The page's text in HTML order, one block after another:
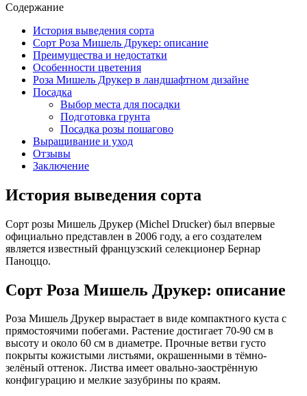
Содержание
История выведения сорта
Сорт Роза Мишель Друкер: описание
Преимущества и недостатки
Особенности цветения
Роза Мишель Друкер в ландшафтном дизайне
Посадка
Выбор места для посадки
Подготовка грунта
Посадка розы пошагово
Выращивание и уход
Отзывы
Заключение
История выведения сорта
Сорт розы Мишель Друкер (Michel Drucker) был впервые
официально представлен в 2006 году, а его создателем
является известный французский селекционер Бернар
Паноццо.
Сорт Роза Мишель Друкер: описание
Роза Мишель Друкер вырастает в виде компактного куста с
прямостоячими побегами. Растение достигает 70-90 см в
высоту и около 60 см в диаметре. Прочные ветви густо
покрыты кожистыми листьями, окрашенными в тёмно-
зелёный оттенок. Листва имеет овально-заострённую
конфигурацию и мелкие зазубрины по краям.